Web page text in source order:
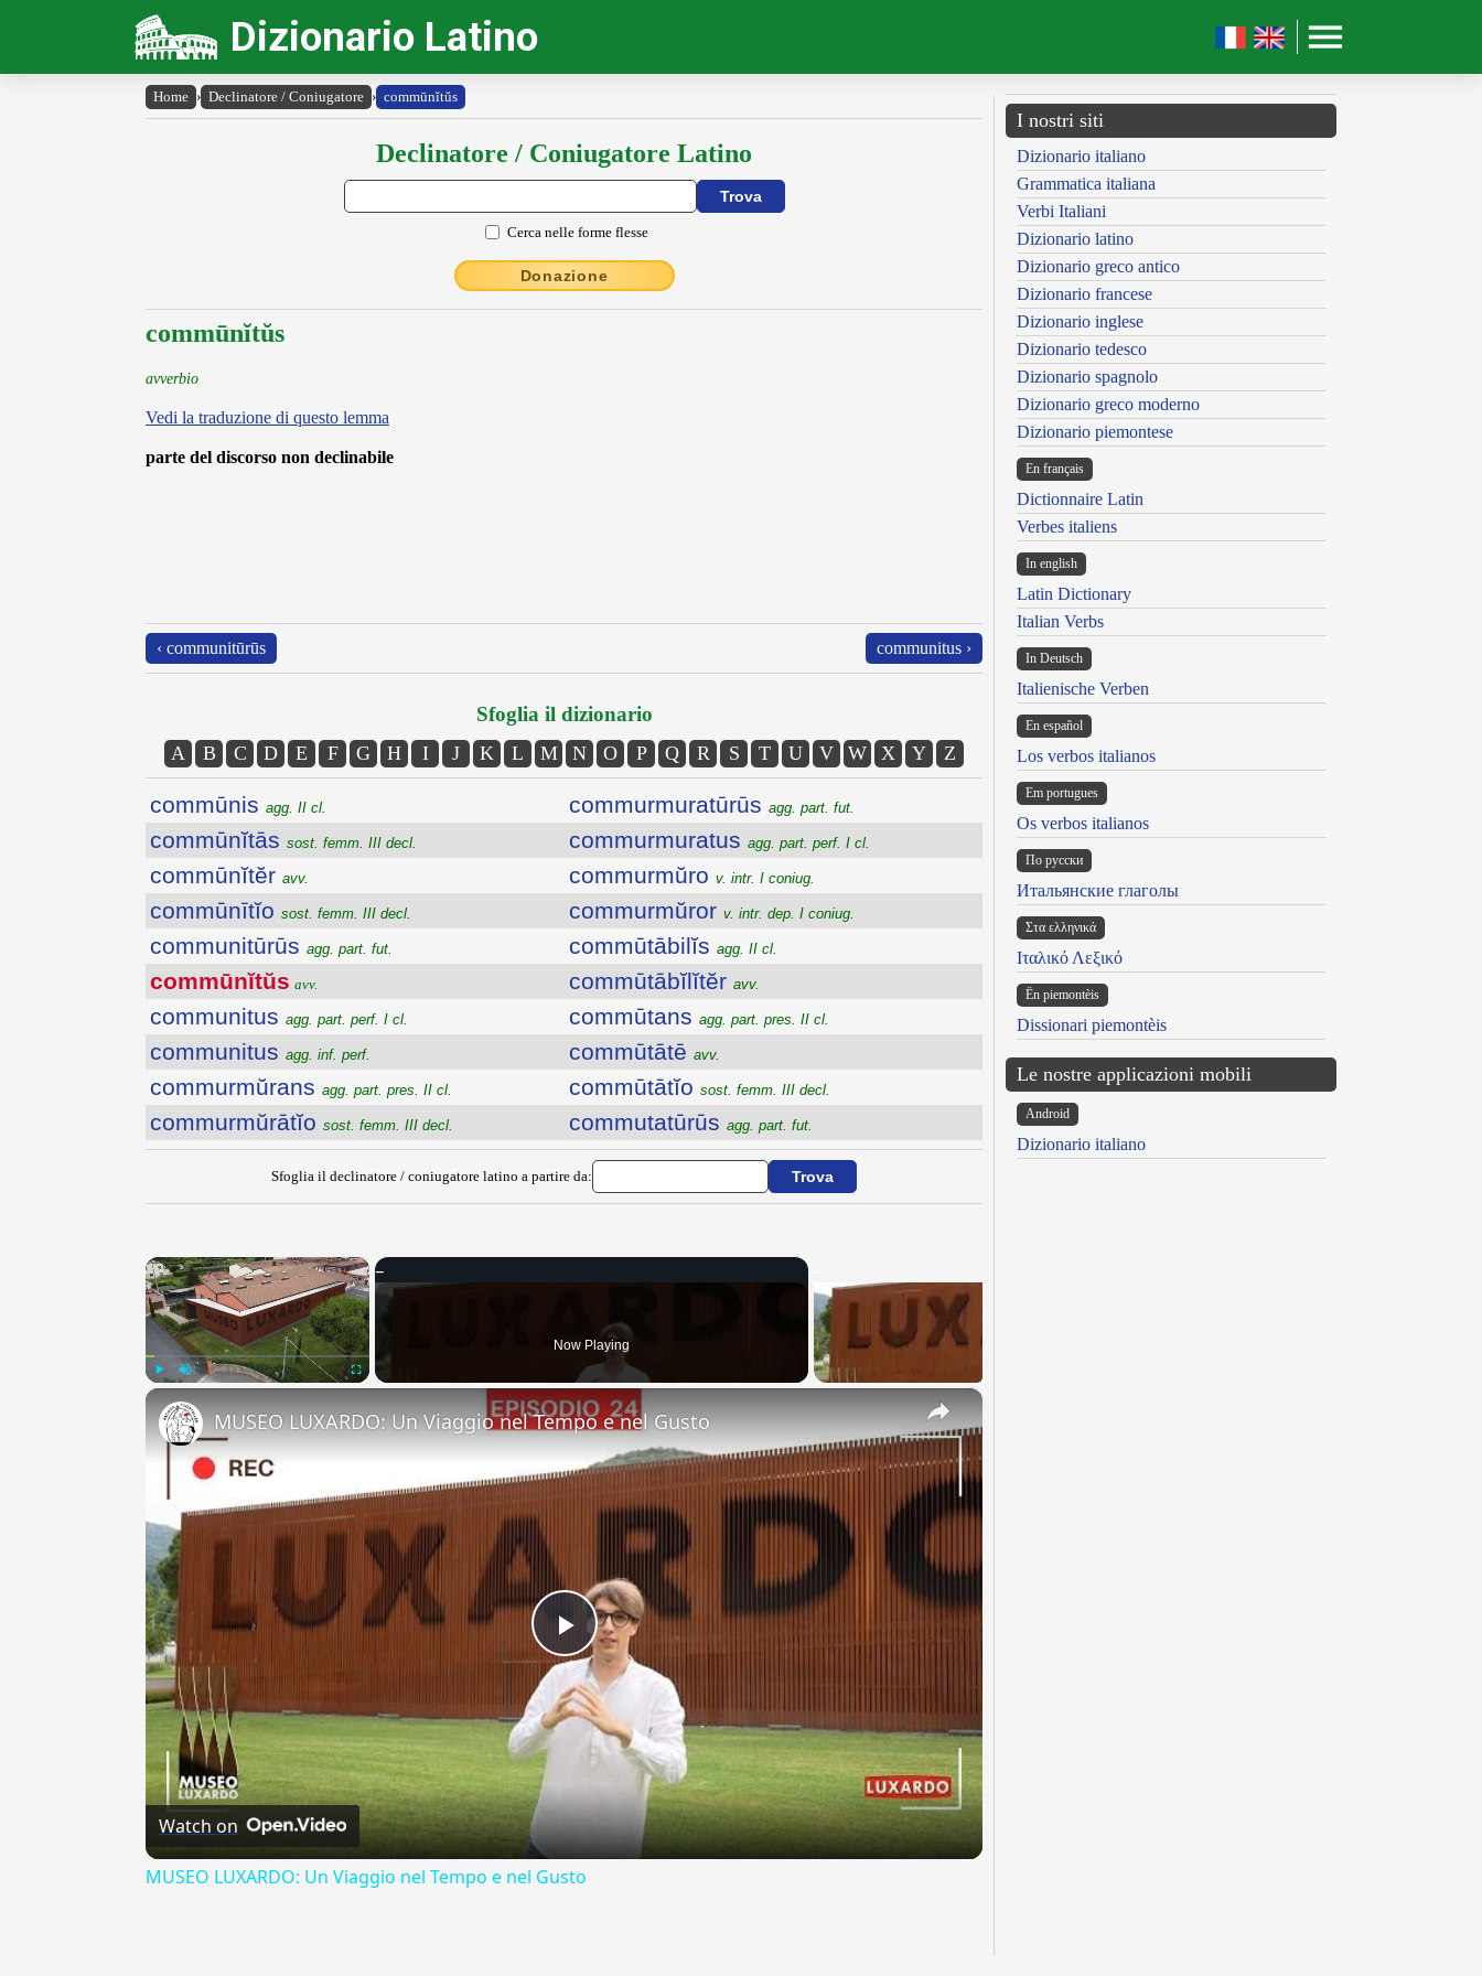
Dizionario Latino
Home › Declinatore / Coniugatore › commūnĭtŭs
Declinatore / Coniugatore Latino
Cerca nelle forme flesse
Donazione
commūnĭtŭs
avverbio
Vedi la traduzione di questo lemma
parte del discorso non declinabile
‹ communitūrūs communitus ›
Sfoglia il dizionario
A B C D E F G H I J K L M N O P Q R S T U V W X Y Z
commūnis agg. II cl.
commūnĭtās sost. femm. III decl.
commūnĭtĕr avv.
commūnītĭo sost. femm. III decl.
communitūrūs agg. part. fut.
commūnĭtŭs avv.
communitus agg. part. perf. I cl.
communitus agg. inf. perf.
commurmŭrans agg. part. pres. II cl.
commurmŭrātĭo sost. femm. III decl.
commurmuratūrūs agg. part. fut.
commurmuratus agg. part. perf. I cl.
commurmŭro v. intr. I coniug.
commurmŭror v. intr. dep. I coniug.
commūtābilĭs agg. II cl.
commūtābĭlĭtĕr avv.
commūtans agg. part. pres. II cl.
commūtātē avv.
commūtātĭo sost. femm. III decl.
commutatūrūs agg. part. fut.
Sfoglia il declinatore / coniugatore latino a partire da:
×
Now Playing
×
Play
Video
MUSEO LUXARDO: Un Viaggio nel Tempo e nel Gusto
Watch on
MUSEO LUXARDO: Un Viaggio nel Tempo e nel Gusto
I nostri siti
Dizionario italiano
Grammatica italiana
Verbi Italiani
Dizionario latino
Dizionario greco antico
Dizionario francese
Dizionario inglese
Dizionario tedesco
Dizionario spagnolo
Dizionario greco moderno
Dizionario piemontese
En français
Dictionnaire Latin
Verbes italiens
In english
Latin Dictionary
Italian Verbs
In Deutsch
Italienische Verben
En español
Los verbos italianos
Em portugues
Os verbos italianos
По русски
Итальянские глаголы
Στα ελληνικά
Ιταλικό Λεξικό
Ën piemontèis
Dissionari piemontèis
Le nostre applicazioni mobili
Android
Dizionario italiano